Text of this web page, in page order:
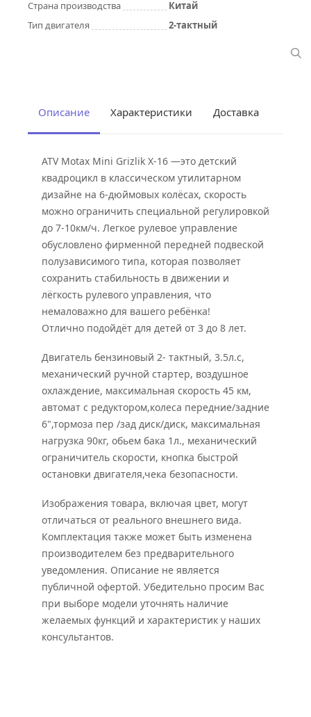
Страна производства
Китай
Тип двигателя
2-тактный
Описание Характеристики Доставка
ATV Motax Mini Grizlik X-16 —это детский
квадроцикл в классическом утилитарном
дизайне на 6-дюймовых колёсах, скорость
можно ограничить специальной регулировкой
до 7-10км/ч. Легкое рулевое управление
обусловлено фирменной передней подвеской
полузависимого типа, которая позволяет
сохранить стабильность в движении и
лёгкость рулевого управления, что
немаловажно для вашего ребёнка!
Отлично подойдёт для детей от 3 до 8 лет.
Двигатель бензиновый 2- тактный, 3.5л.с,
механический ручной стартер, воздушное
охлаждение, максимальная скорость 45 км,
автомат с редуктором,колеса передние/задние
6",тормоза пер /зад диск/диск, максимальная
нагрузка 90кг, обьем бака 1л., механический
ограничитель скорости, кнопка быстрой
остановки двигателя,чека безопасности.
Изображения товара, включая цвет, могут
отличаться от реального внешнего вида.
Комплектация также может быть изменена
производителем без предварительного
уведомления. Описание не является
публичной офертой. Убедительно просим Вас
при выборе модели уточнять наличие
желаемых функций и характеристик у наших
консультантов.